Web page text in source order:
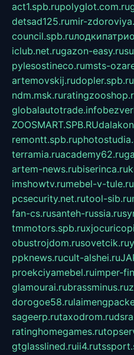
act1.spb.rupolyglot.com.ru
detsad125.rumir-
council.spb.ru
iclub.net.rugazon-easy.ru
pylesostineco.rumsts-
artemovskij.rudopler.spb.ru
ndm.msk.ru
globalautotrade.info
ZOOSMART.SPB.RU
remontt.spb.ru
terramia.ruacademy62.ru
artem-news.rubiserinca.ru
imshowtv.rumebel-v-tule.ru
pcsecurity.net.rutool-sib.ru
fan-cs.rusanteh-russia.ru
tmmotors.spb.ru
obustrojdom.rusovetcik.ru
ppknews.rucult-alshei.ru
proekciyamebel.ruimper-
glamourai.rubrassminus.ru
dorogoe58.ru
sageerp.rutaxodrom.ru
ratinghomegames.ru
gtglasslined.ruii4.ru